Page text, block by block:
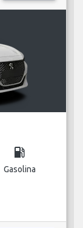
local_gas_station
Gasolina